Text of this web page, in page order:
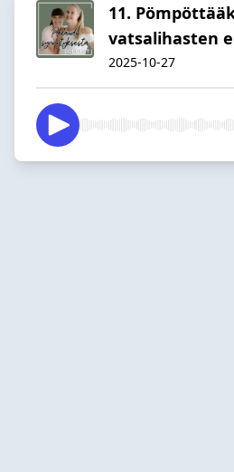
11.
vatsalihasten
2025-10-27